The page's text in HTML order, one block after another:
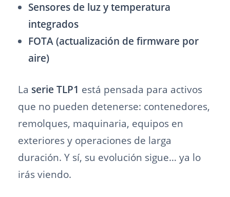
Sensores de luz y temperatura
integrados
FOTA (actualización de firmware por
aire)
La serie TLP1 está pensada para activos
que no pueden detenerse: contenedores,
remolques, maquinaria, equipos en
exteriores y operaciones de larga
duración. Y sí, su evolución sigue… ya lo
irás viendo.